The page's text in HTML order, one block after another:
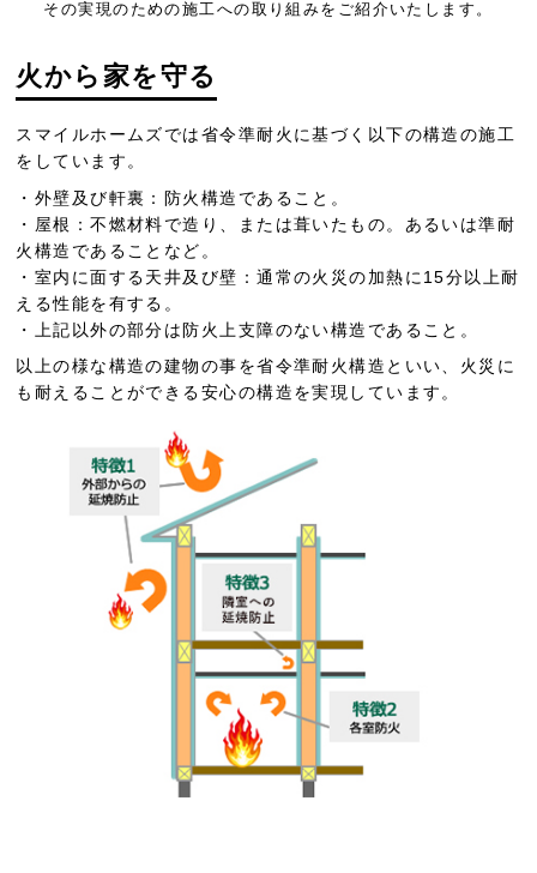
その実現のための施工への取り組みをご紹介いたします。
火から家を守る
スマイルホームズでは省令準耐火に基づく以下の構造の施工
をしています。
・外壁及び軒裏：防火構造であること。
・屋根：不燃材料で造り、または葺いたもの。あるいは準耐
火構造であることなど。
・室内に面する天井及び壁：通常の火災の加熱に15分以上耐
える性能を有する。
・上記以外の部分は防火上支障のない構造であること。
以上の様な構造の建物の事を省令準耐火構造といい、火災に
も耐えることができる安心の構造を実現しています。